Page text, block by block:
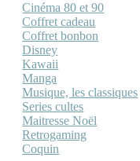
Cinéma 80 et 90
Coffret cadeau
Coffret bonbon
Disney
Kawaii
Manga
Musique, les classiques
Series cultes
Maitresse Noël
Retrogaming
Coquin